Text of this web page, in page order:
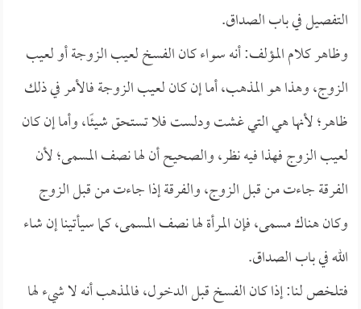
التفصيل في باب الصداق.
وظاهر كلام المؤلف: أنه سواء كان الفسخ لعيب الزوجة أو لعيب
الزوج، وهذا هو المذهب، أما إن كان لعيب الزوجة فالأمر في ذلك
ظاهر؛ لأنها هي التي غشت ودلست فلا تستحق شيئًا، وأما إن كان
لعيب الزوج فهذا فيه نظر، والصحيح أن لها نصف المسمى؛ لأن
الفرقة جاءت من قبل الزوج، والفرقة إذا جاءت من قبل الزوج
وكان هناك مسمى، فإن المرأة لها نصف المسمى، كما سيأتينا إن شاء
الله في باب الصداق.
فتلخص لنا: إذا كان الفسخ قبل الدخول، فالمذهب أنه لا شيء لها